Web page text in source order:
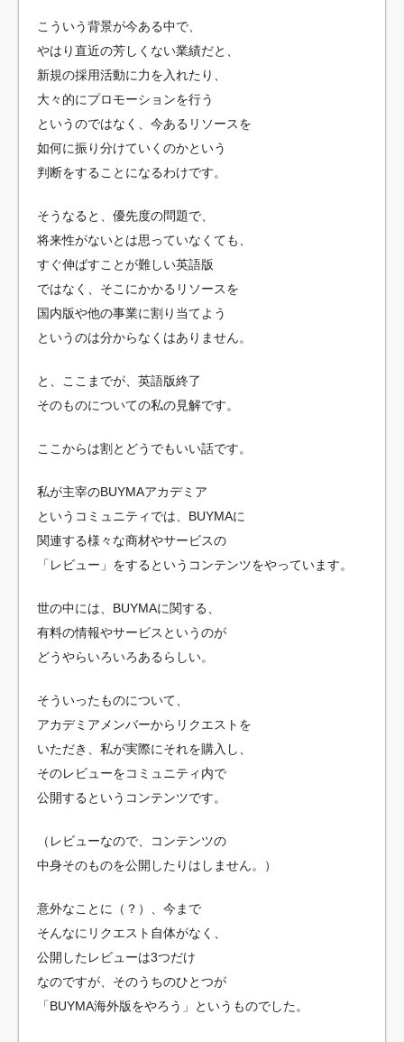
こういう背景が今ある中で、
やはり直近の芳しくない業績だと、
新規の採用活動に力を入れたり、
大々的にプロモーションを行う
というのではなく、今あるリソースを
如何に振り分けていくのかという
判断をすることになるわけです。
そうなると、優先度の問題で、
将来性がないとは思っていなくても、
すぐ伸ばすことが難しい英語版
ではなく、そこにかかるリソースを
国内版や他の事業に割り当てよう
というのは分からなくはありません。
と、ここまでが、英語版終了
そのものについての私の見解です。
ここからは割とどうでもいい話です。
私が主宰のBUYMAアカデミア
というコミュニティでは、BUYMAに
関連する様々な商材やサービスの
「レビュー」をするというコンテンツをやっています。
世の中には、BUYMAに関する、
有料の情報やサービスというのが
どうやらいろいろあるらしい。
そういったものについて、
アカデミアメンバーからリクエストを
いただき、私が実際にそれを購入し、
そのレビューをコミュニティ内で
公開するというコンテンツです。
（レビューなので、コンテンツの
中身そのものを公開したりはしません。）
意外なことに（？）、今まで
そんなにリクエスト自体がなく、
公開したレビューは3つだけ
なのですが、そのうちのひとつが
「BUYMA海外版をやろう」というものでした。